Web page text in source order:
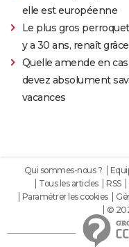
elle est européenne
Le plus gros
y a 30 ans, renaît
Quelle amende en
devez absolument
vacances
Qui sommes-nous ?
Tous les articles
RSS
Paramétrer les cookies
©